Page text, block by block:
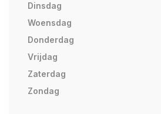
Dinsdag
Woensdag
Donderdag
Vrijdag
Zaterdag
Zondag